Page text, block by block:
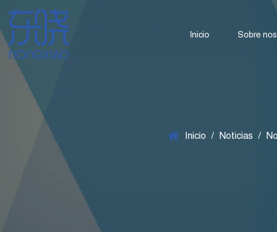
Inicio Sobre
Inicio / Noticias /